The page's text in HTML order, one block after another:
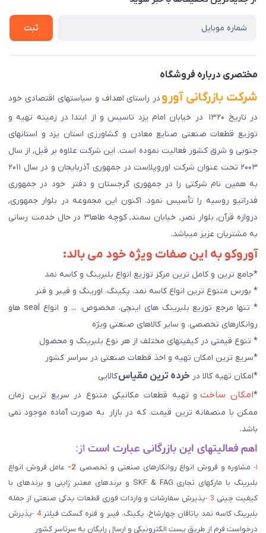
راهنمای ثبت سفارش
سوالات متداول
ثبت
مختصری درباره فروشگاه
شرکت بازرگانی آورو در راستای اهداف و سیاستهای اقتصادی خود
در تاریخ ۱۳۲۰ در خیابان امام یزد تاسیس و از ابتدا در زمینه تهیه و
توزیع قطعات صنعتی صنایع معادن و کشاورزی استان یزد و استانهای
جنوبی و شرق کشور فعالیت نموده است. این شرکت علاوه بر قبل, از سال
۲۰۰۳ تحت عنوان شرکت اوروپلاست در جمهوری آذربایجان و در سال ۲۰۱۱
به همین نام شرکتی را در جمهوری گرجستان و دفتر خود در جمهوری
فدراتیو روسیه را تأسیس نمود. اکنون این مجموعه در بلوار جمهوری,
دروازه قرآن, بلوار نصر, خیابان سمند, کوچه طاها۳ در حال خدمت رسانی
به مشتریان عزیز میباشد.
آوروکو به این صفات ویژه خود می بالد:
*جامع ترین و کامل ترین مرکز توزیع انواع بلبرینگ و کاسه نمد
* بورس متنوع ترین انواع کاسه نمد، پکینگ، اورینگ و فیبر و فنر
* تنها مرجع توزیع بلبرینگ های اینچی، مخصوص، ... و انواع seal هاو
روانکارهای تخصصی. و سایر کالاهای صنعتی ويژه
* تنوع قیمتی در کیفیتهای مختلف از هر نوع بلبرینگ و محصول
*سریع ترین امکان تهیه و اخذ قطعات صنعتی در سراسر کشور
*امکان تهیه کالا در خرده ترین مقیاسکالایی
*امکان ساختو تهیه قطعات مکانیکی متنوع در سریع ترین زمان
ممکن با منصفانه ترین قیمت، که در بازار به صورت آماده موجود نمی
باشد.
اهم فعالیتهای این بازرگانی عبارت است از:
۱- مشاوره و فروش انواع روانکارهای صنعتی و تخصصی 2-
عامل فروش انواع
بلبرینگ با مارکهای تجاری SKF & FAG و برندهای معتبر ژاپنی و برندهای با
کیفیت چینی 3 - پذیرش سفارشات و واردات فوری قطعات یدکی صنعتی از جمله
بلبرینگ کاسه نمد یاتاقان چهارشاخ، پکینگ، فیبر و فنره گسکت فیلتر4 - پذیرش
درخواست فرم از طریق پست الکترونیکی و ارسال رایگان به سرتاسر کشور